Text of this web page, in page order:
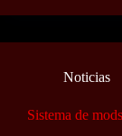
Noticias
Sistema de